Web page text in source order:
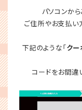
パソコンか
ご住所やお支払い
下記のような「クー
コードをお間違